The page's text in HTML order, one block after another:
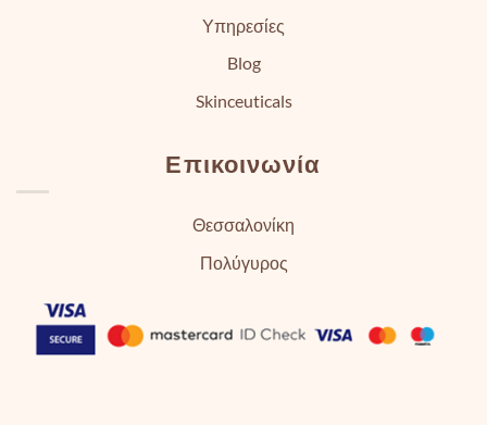
Υπηρεσίες
Blog
Skinceuticals
Επικοινωνία
Θεσσαλονίκη
Πολύγυρος